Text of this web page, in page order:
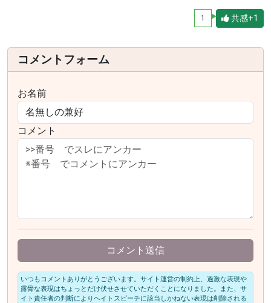
1 共感+1
コメントフォーム
お名前
コメント
コメント送信
いつもコメントありがとうございます。サイト運営の制約上、過激な表現や
露骨な表現はちょっとだけ伏せさせていただくことになりました。また、サ
イト責任者の判断によりヘイトスピーチに該当しかねない表現は削除される